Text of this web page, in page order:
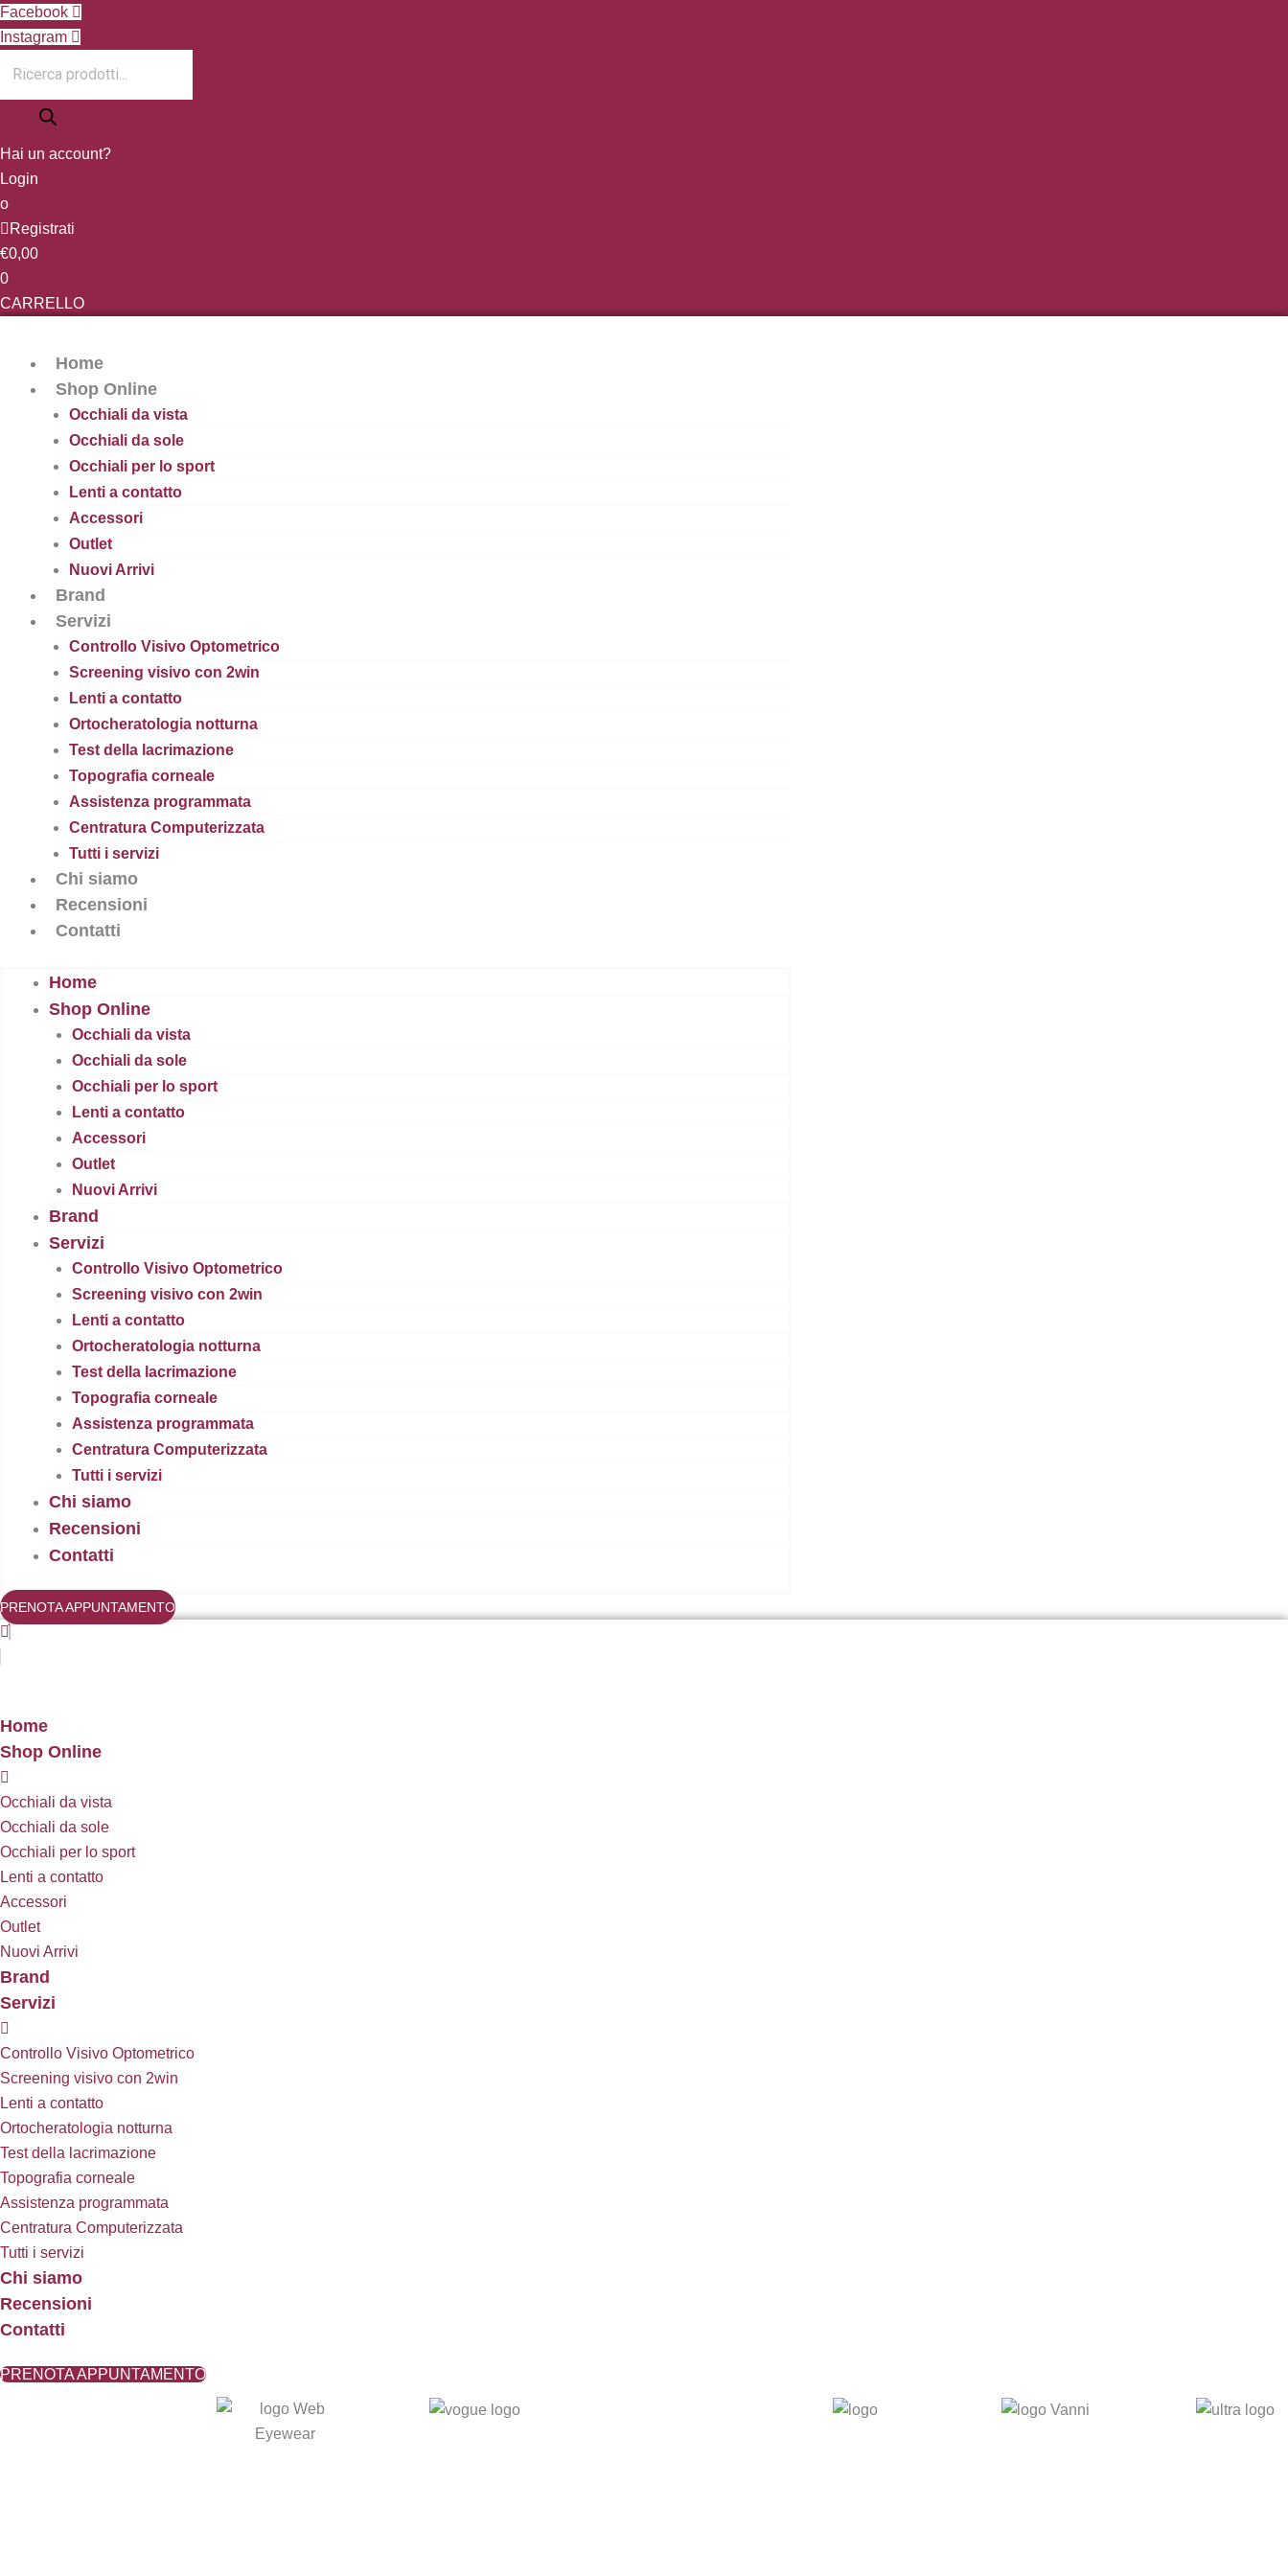
Vai
al
Facebook
Instagram
Products
search
Hai un account?
Login
o
Registrati
€0,00
0
CARRELLO
Home
Shop Online
Occhiali da vista
Occhiali da sole
Occhiali per lo sport
Lenti a contatto
Accessori
Outlet
Nuovi Arrivi
Brand
Servizi
Controllo Visivo Optometrico
Screening visivo con 2win
Lenti a contatto
Ortocheratologia notturna
Test della lacrimazione
Topografia corneale
Assistenza programmata
Centratura Computerizzata
Tutti i servizi
Chi siamo
Recensioni
Contatti
Home
Shop Online
Occhiali da vista
Occhiali da sole
Occhiali per lo sport
Lenti a contatto
Accessori
Outlet
Nuovi Arrivi
Brand
Servizi
Controllo Visivo Optometrico
Screening visivo con 2win
Lenti a contatto
Ortocheratologia notturna
Test della lacrimazione
Topografia corneale
Assistenza programmata
Centratura Computerizzata
Tutti i servizi
Chi siamo
Recensioni
Contatti
PRENOTA APPUNTAMENTO
Home
Shop Online
Occhiali da vista
Occhiali da sole
Occhiali per lo sport
Lenti a contatto
Accessori
Outlet
Nuovi Arrivi
Brand
Servizi
Controllo Visivo Optometrico
Screening visivo con 2win
Lenti a contatto
Ortocheratologia notturna
Test della lacrimazione
Topografia corneale
Assistenza programmata
Centratura Computerizzata
Tutti i servizi
Chi siamo
Recensioni
Contatti
PRENOTA APPUNTAMENTO